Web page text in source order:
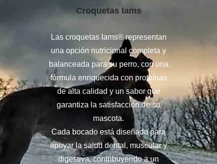
Croquetas Iams
Las croquetas Iams® representan
una opción nutricional completa y
balanceada para su perro, con una
fórmula enriquecida con proteínas
de alta calidad y un sabor que
garantiza la satisfacción de su
mascota.
Cada bocado está diseñado para
apoyar la salud dental, muscular y
digestiva, contribuyendo a un